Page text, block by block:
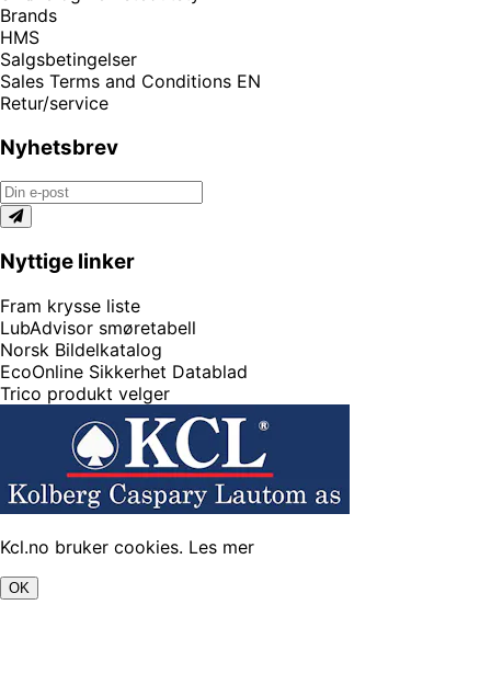
Brands
HMS
Salgsbetingelser
Sales Terms and Conditions EN
Retur/service
Nyhetsbrev
Nyttige linker
Fram krysse liste
LubAdvisor smøretabell
Norsk Bildelkatalog
EcoOnline Sikkerhet Datablad
Trico produkt velger
Kcl.no bruker cookies. Les mer
OK